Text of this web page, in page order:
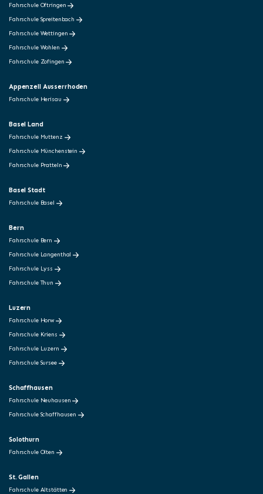
Fahrschule Oftringen
Fahrschule Spreitenbach
Fahrschule Wettingen
Fahrschule Wohlen
Fahrschule Zofingen
Appenzell Ausserrhoden
Fahrschule Herisau
Basel Land
Fahrschule Muttenz
Fahrschule Münchenstein
Fahrschule Pratteln
Basel Stadt
Fahrschule Basel
Bern
Fahrschule Bern
Fahrschule Langenthal
Fahrschule Lyss
Fahrschule Thun
Luzern
Fahrschule Horw
Fahrschule Kriens
Fahrschule Luzern
Fahrschule Sursee
Schaffhausen
Fahrschule Neuhausen
Fahrschule Schaffhausen
Solothurn
Fahrschule Olten
St. Gallen
Fahrschule Altstätten